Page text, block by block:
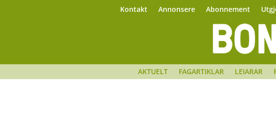
Kontakt Annonsere Abonnement
AKTUELT FAGARTIKLAR LEIARAR